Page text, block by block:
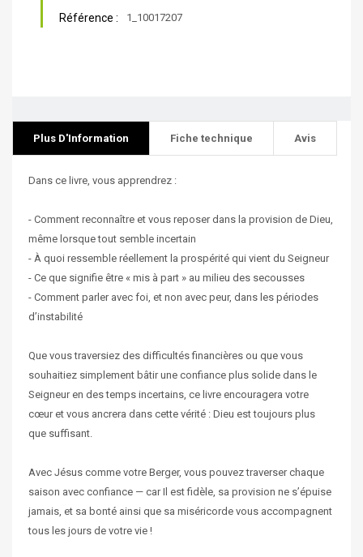
Référence : 1_10017207
Plus D'Information Fiche technique Avis
Dans ce livre, vous apprendrez :
- Comment reconnaître et vous reposer dans la provision de Dieu,
même lorsque tout semble incertain
- À quoi ressemble réellement la prospérité qui vient du Seigneur
- Ce que signifie être « mis à part » au milieu des secousses
- Comment parler avec foi, et non avec peur, dans les périodes
d’instabilité
Que vous traversiez des difficultés financières ou que vous
souhaitiez simplement bâtir une confiance plus solide dans le
Seigneur en des temps incertains, ce livre encouragera votre
cœur et vous ancrera dans cette vérité : Dieu est toujours plus
que suffisant.
Avec Jésus comme votre Berger, vous pouvez traverser chaque
saison avec confiance — car Il est fidèle, sa provision ne s’épuise
jamais, et sa bonté ainsi que sa miséricorde vous accompagnent
tous les jours de votre vie !